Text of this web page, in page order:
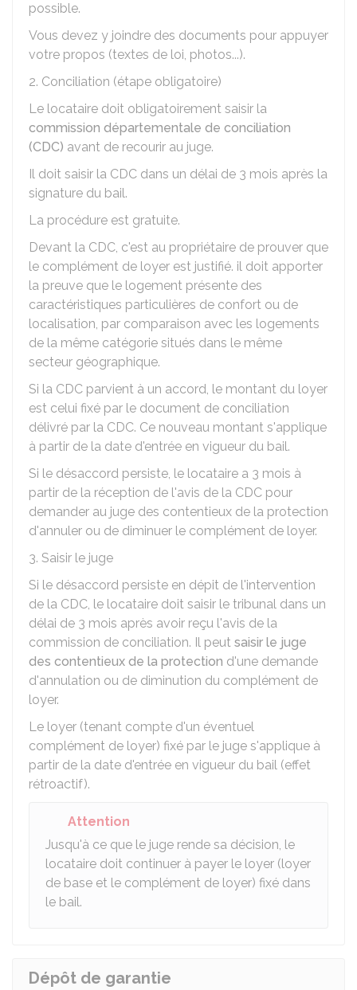
possible.
Vous devez y joindre des documents pour appuyer
votre propos (textes de loi, photos...).
2. Conciliation (étape obligatoire)
Le locataire doit obligatoirement saisir la
commission départementale de conciliation
(CDC) avant de recourir au juge.
Il doit saisir la CDC dans un délai de 3 mois après la
signature du bail.
La procédure est gratuite.
Devant la CDC, c'est au propriétaire de prouver que
le complément de loyer est justifié. il doit apporter
la preuve que le logement présente des
caractéristiques particulières de confort ou de
localisation, par comparaison avec les logements
de la même catégorie situés dans le même
secteur géographique.
Si la CDC parvient à un accord, le montant du loyer
est celui fixé par le document de conciliation
délivré par la CDC. Ce nouveau montant s'applique
à partir de la date d'entrée en vigueur du bail.
Si le désaccord persiste, le locataire a 3 mois à
partir de la réception de l'avis de la CDC pour
demander au juge des contentieux de la protection
d'annuler ou de diminuer le complément de loyer.
3. Saisir le juge
Si le désaccord persiste en dépit de l'intervention
de la CDC, le locataire doit saisir le tribunal dans un
délai de 3 mois après avoir reçu l'avis de la
commission de conciliation. Il peut saisir le juge
des contentieux de la protection d'une demande
d'annulation ou de diminution du complément de
loyer.
Le loyer (tenant compte d'un éventuel
complément de loyer) fixé par le juge s'applique à
partir de la date d'entrée en vigueur du bail (effet
rétroactif).
Attention
Jusqu'à ce que le juge rende sa décision, le
locataire doit continuer à payer le loyer (loyer
de base et le complément de loyer) fixé dans
le bail.
Dépôt de garantie